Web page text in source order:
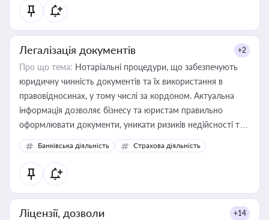
статусу суб'єктів оціночної діяльності
Легалізація документів +2
Про що тема: Нотаріальні процедури, що забезпечують
юридичну чинність документів та їх використання в
правовідносинах, у тому числі за кордоном. Актуальна
інформація дозволяє бізнесу та юристам правильно
оформлювати документи, уникати ризиків недійсності та
забезпечувати їх належне прийняття органами влади та
контрагентами
Банківська діяльність Страхова діяльність
Ліцензії, дозволи +14